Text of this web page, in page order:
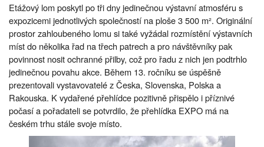
Etážový lom poskytl po tři dny jedinečnou výstavní atmosféru s
expozicemi jednotlivých společností na ploše 3 500 m². Originální
prostor zahloubeného lomu si také vyžádal rozmístění výstavních
míst do několika řad na třech patrech a pro návštěvníky pak
povinnost nosit ochranné přilby, což pro řadu z nich jen podtrhlo
jedinečnou povahu akce. Během 13. ročníku se úspěšně
prezentovali vystavovatelé z Česka, Slovenska, Polska a
Rakouska. K vydařené přehlídce pozitivně přispělo i příznivé
počasí a pořadateli se potvrdilo, že přehlídka EXPO má na
českém trhu stále svoje místo.